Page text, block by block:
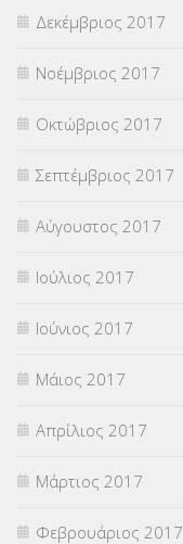
Δεκέμβριος 2017
Νοέμβριος 2017
Οκτώβριος 2017
Σεπτέμβριος 2017
Αύγουστος 2017
Ιούλιος 2017
Ιούνιος 2017
Μάιος 2017
Απρίλιος 2017
Μάρτιος 2017
Φεβρουάριος 2017